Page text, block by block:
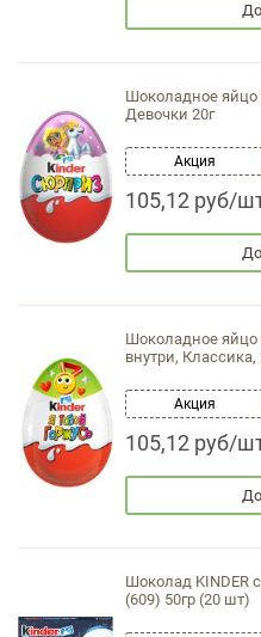
Шоколадное яйцо
Девочки 20г
Акция
105,12 руб/
Шоколадное яйцо
внутри, Классика,
Акция
105,12 руб/
Шоколад KINDER
(609) 50гр (20 шт)